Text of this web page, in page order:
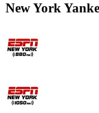
New York